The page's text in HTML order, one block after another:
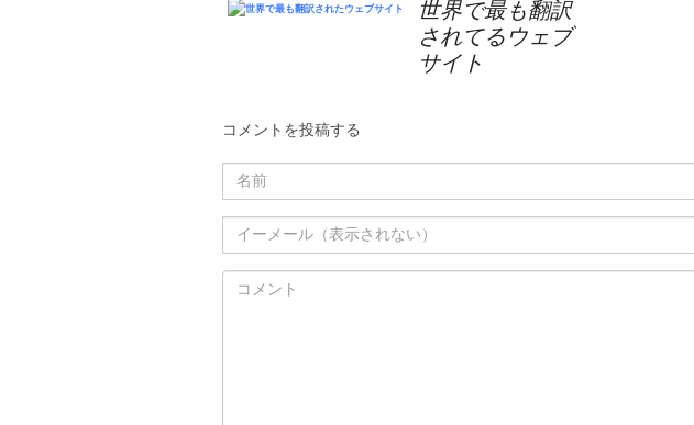
世界で最も翻訳
されてるウェブ
サイト
コメントを投稿する